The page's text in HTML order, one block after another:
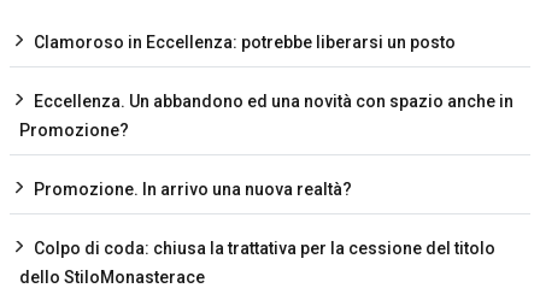
Clamoroso in Eccellenza: potrebbe liberarsi un posto
Eccellenza. Un abbandono ed una novità con spazio anche in
Promozione?
Promozione. In arrivo una nuova realtà?
Colpo di coda: chiusa la trattativa per la cessione del titolo
dello StiloMonasterace